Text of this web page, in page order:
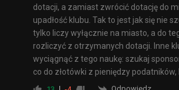
dotacji, a zamiast zwrócić dotację do
upadłość klubu. Tak to jest jak się nie
tylko liczy wyłącznie na miasto, a do
rozliczyć z otrzymanych dotacji. Inne
wyciągnąć z tego naukę: szukaj
co do złotówki z pieniędzy